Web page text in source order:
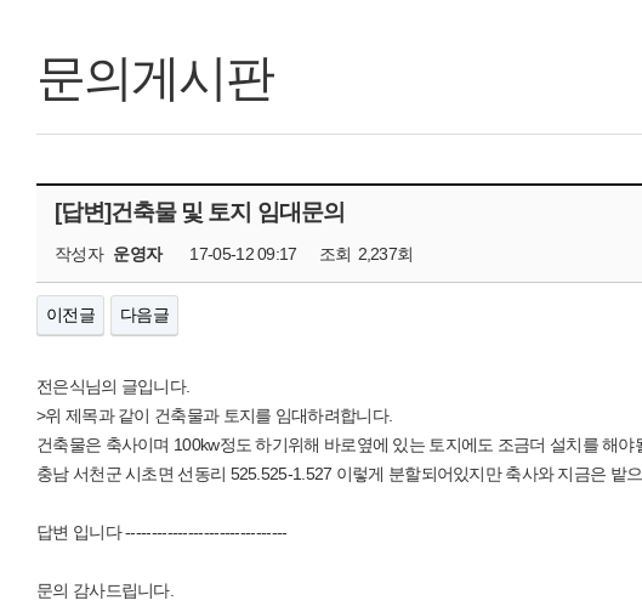
문의게시판
[답변]건축물 및 토지 임대문의
작성자 운영자 17-05-12 09:17 조회 2,237회
이전글 다음글
전은식님의 글입니다.
>위 제목과 같이 건축물과 토지를 임대하려합니다.
건축물은 축사이며 100kw정도 하기위해 바로옆에 있는 토지에도 조금더 설치를 해야
충남 서천군 시초면 선동리 525.525-1.527 이렇게 분할되어있지만 축사와 지금은 밭
답변 입니다 -------------------------------
문의 감사드립니다.